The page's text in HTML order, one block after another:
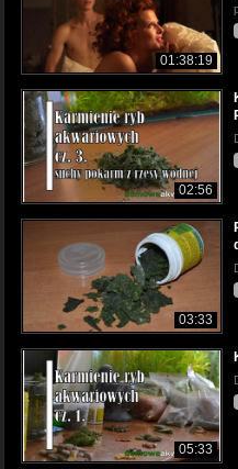
01:38:19
02:56
03:33
05:33